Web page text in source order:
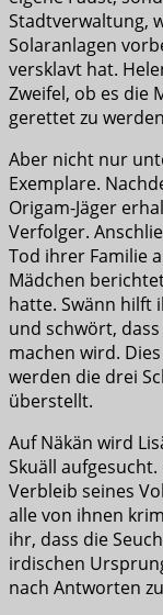
Stadtverwaltung,
Solaranlagen
versklavt hat.
Zweifel, ob es die
gerettet zu
Aber nicht nur
Exemplare.
Origam-Jäger
Verfolger.
Tod ihrer Familie
Mädchen
hatte. Swänn hilft
und schwört,
machen wird.
werden die drei
überstellt.
Auf Näkän wird
Skuäll
Verbleib seines
alle von ihnen
ihr, dass die
irdischen
nach Antworten